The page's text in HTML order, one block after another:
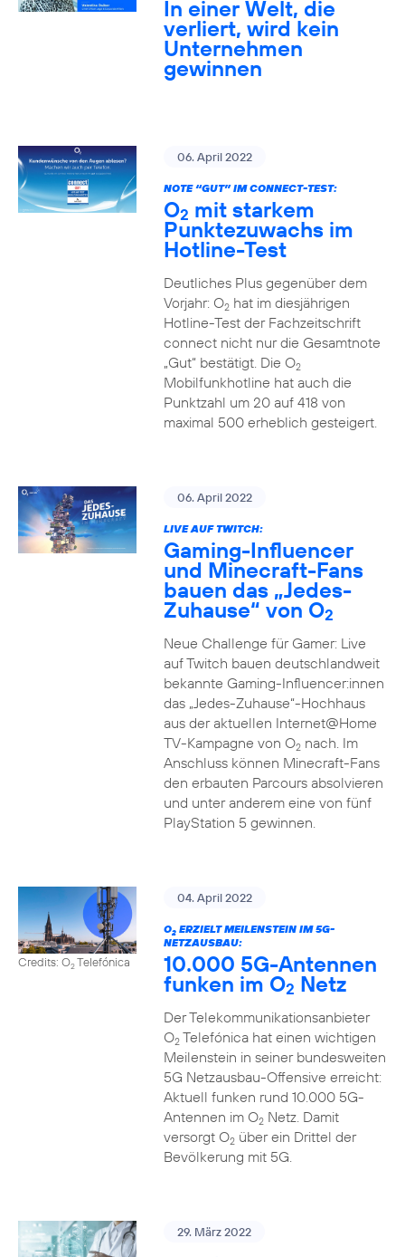
In einer Welt, die
verliert, wird kein
Unternehmen
gewinnen
06. April 2022
NOTE “GUT” IM CONNECT-TEST:
O2 mit starkem
Punktezuwachs im
Hotline-Test
Deutliches Plus gegenüber dem
Vorjahr: O2hat im diesjährigen
Hotline-Test der Fachzeitschrift
connect nicht nur die Gesamtnote
„Gut“ bestätigt. Die O2
Mobilfunkhotline hat auch die
Punktzahl um 20 auf 418 von
maximal 500 erheblich gesteigert.
06. April 2022
LIVE AUF TWITCH:
Gaming-Influencer
und Minecraft-Fans
bauen das „Jedes-
Zuhause“ von O2
Neue Challenge für Gamer: Live
auf Twitch bauen deutschlandweit
bekannte Gaming-Influencer:innen
das „Jedes-Zuhause“-Hochhaus
aus der aktuellen Internet@Home
TV-Kampagne von O2nach. Im
Anschluss können Minecraft-Fans
den erbauten Parcours absolvieren
und unter anderem eine von fünf
PlayStation 5 gewinnen.
Credits: O2Telefónica
04. April 2022
O2ERZIELT MEILENSTEIN IM 5G-
NETZAUSBAU:
10.000 5G-Antennen
funken im O2 Netz
Der Telekommunikationsanbieter
O2Telefónica hat einen wichtigen
Meilenstein in seiner bundesweiten
5G Netzausbau-Offensive erreicht:
Aktuell funken rund 10.000 5G-
Antennen im O2Netz. Damit
versorgt O2über ein Drittel der
Bevölkerung mit 5G.
29. März 2022